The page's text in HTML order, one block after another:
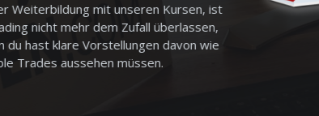
Weiterbildung mit unseren Kursen, ist
nicht mehr dem Zufall überlassen,
du hast klare Vorstellungen davon wie
Trades aussehen müssen.